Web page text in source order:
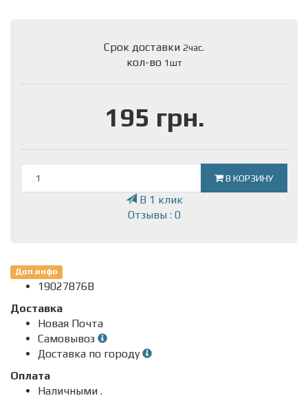
Срок доставки 2час.
кол-во 1шт
195 грн.
В КОРЗИНУ
В 1 клик
Отзывы : 0
Доп.инфо
19027876B
Доставка
Новая Почта
Самовывоз
Доставка по городу
Оплата
Наличными .